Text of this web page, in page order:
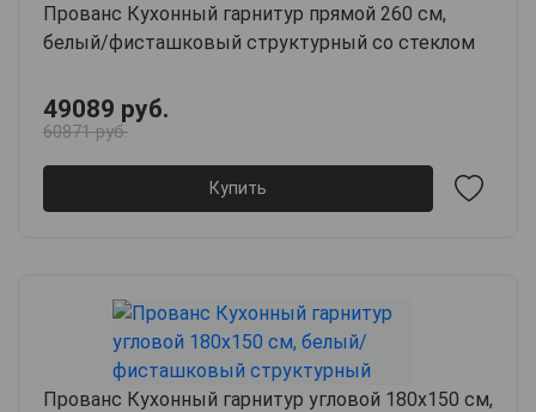
Прованс Кухонный гарнитур прямой 260 см,
белый/фисташковый структурный со стеклом
49089 руб.
60871 руб.
Купить
Прованс Кухонный гарнитур угловой 180х150 см,